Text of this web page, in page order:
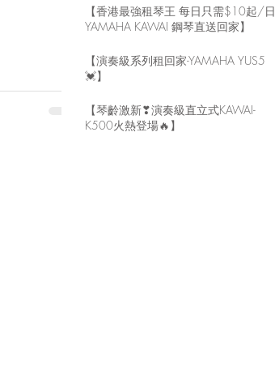
【香港最強租琴王 每日只需$10起/日
YAMAHA KAWAI 鋼琴直送回家】
【演奏級系列租回家-YAMAHA YUS5
💓】
【琴齡激新❣演奏級直立式KAWAI-
K500火熱登場🔥】